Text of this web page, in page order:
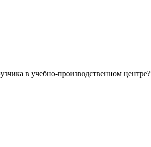
в учебно-производственном центре?